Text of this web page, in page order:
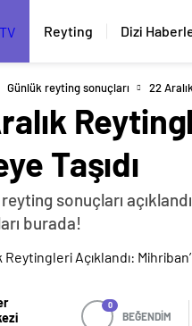
Reyting Dizi
Günlük reyting sonuçları 22
Taşıdı
reyting sonuçları
burada!
0
BEĞENDİM